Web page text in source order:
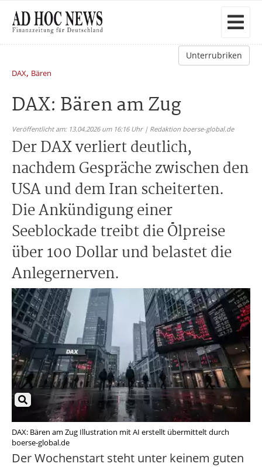
Unterrubriken
DAX, Bären
DAX: Bären am Zug
Veröffentlicht am: 13.04.2026 um 16:16 Uhr | Redaktion boerse-global.de
Der DAX verliert deutlich,
nachdem Gespräche zwischen den
USA und dem Iran scheiterten.
Die Ankündigung einer
Seeblockade treibt die Ölpreise
über 100 Dollar und belastet die
Anlegernerven.
DAX: Bären am Zug Illustration mit AI erstellt übermittelt durch
boerse-global.de
Der Wochenstart steht unter keinem guten